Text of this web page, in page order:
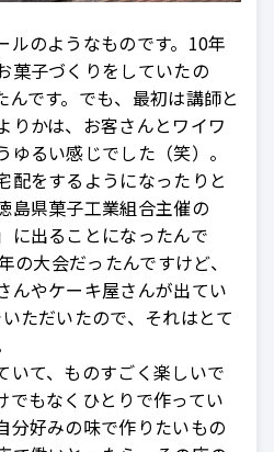
ルのようなものです。10年
菓子づくりをしていたの
です。でも、最初は講師と
りかは、お客さんとワイワ
るい感じでした（笑）。
配をするようになったりと
島県菓子工業組合主催の
に出ることになったんで
の大会だったんですけど、
んやケーキ屋さんが出てい
ただいたので、それはとて
いて、ものすごく楽しいで
でもなくひとりで作ってい
分好みの味で作りたいもの